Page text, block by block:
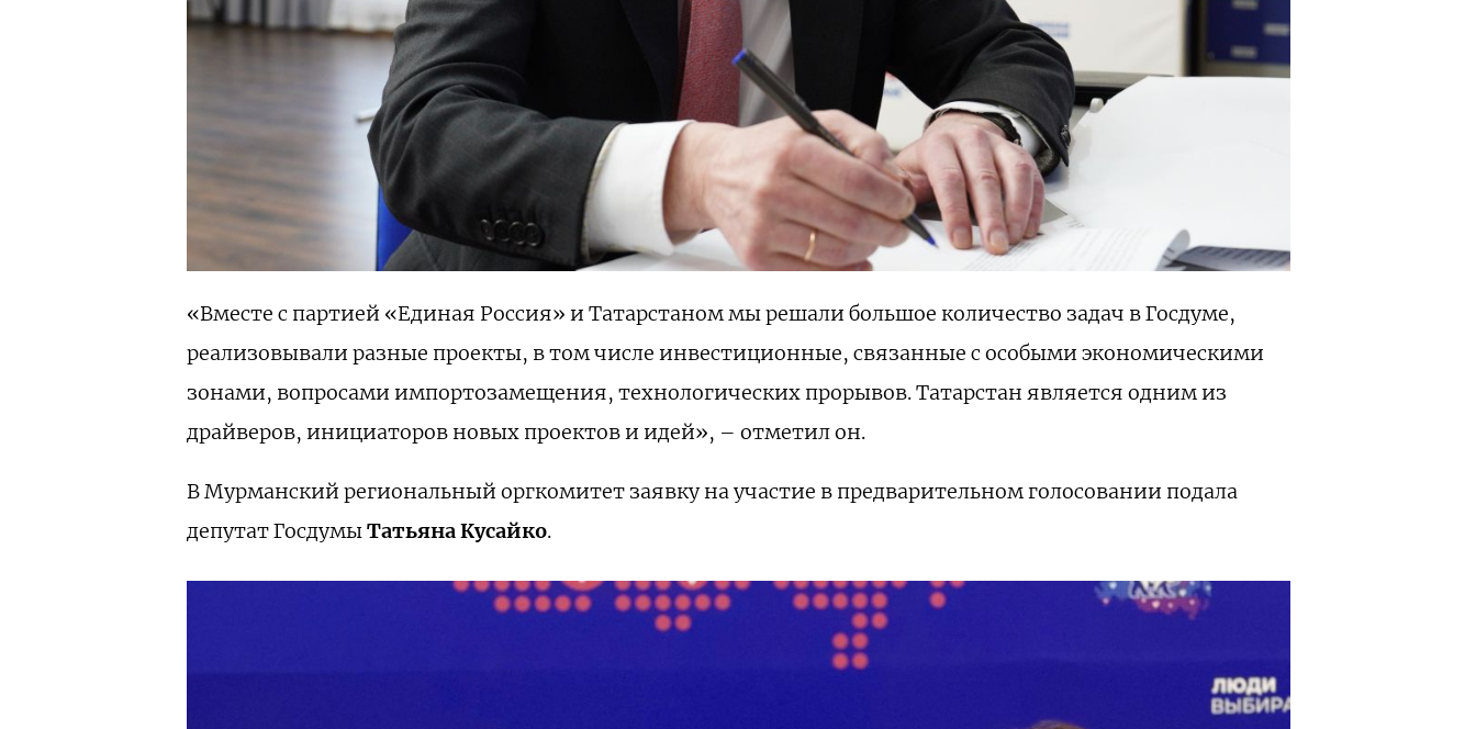
«Вместе с партией «Единая Россия» и Татарстаном мы решали большое количество задач в Госдуме,
реализовывали разные проекты, в том числе инвестиционные, связанные с особыми экономическими
зонами, вопросами импортозамещения, технологических прорывов. Татарстан является одним из
драйверов, инициаторов новых проектов и идей», – отметил он.
В Мурманский региональный оргкомитет заявку на участие в предварительном голосовании подала
депутат ГосдумыТатьяна Кусайко.